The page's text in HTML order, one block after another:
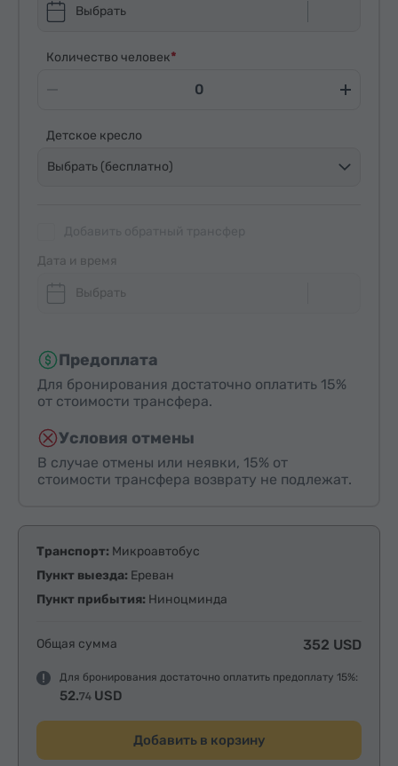
Выбрать
Количество человек
Детское кресло
Выбрать (бесплатно)
Дата и время
Выбрать
Предоплата
Для бронирования достаточно оплатить 15%
от стоимости трансфера.
Условия отмены
В случае отмены или неявки, 15% от
стоимости трансфера возврату не подлежат.
Транспорт: Микроавтобус
Пункт выезда: Ереван
Пункт прибытия: Ниноцминда
Общая сумма 352 USD
Для бронирования достаточно оплатить предоплату 15%:
52.74 USD
Добавить в корзину